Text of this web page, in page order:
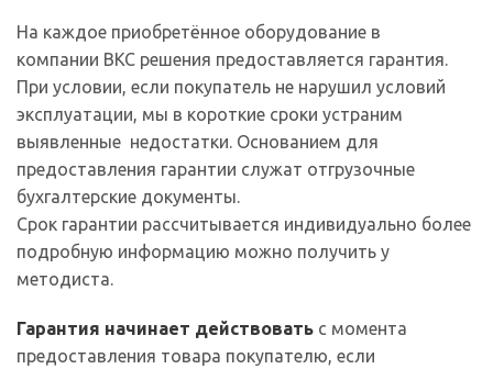
На каждое приобретённое оборудование в
компании ВКС решения предоставляется гарантия.
При условии, если покупатель не нарушил условий
эксплуатации, мы в короткие сроки устраним
выявленные недостатки. Основанием для
предоставления гарантии служат отгрузочные
бухгалтерские документы.
Срок гарантии рассчитывается индивидуально более
подробную информацию можно получить у
методиста.
Гарантия начинает действовать с момента
предоставления товара покупателю, если